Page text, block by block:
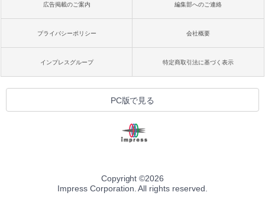
広告掲載のご案内 編集部へのご連絡
プライバシーポリシー 会社概要
インプレスグループ 特定商取引法に基づく表示
PC版で見る
Copyright ©2026
Impress Corporation. All rights reserved.